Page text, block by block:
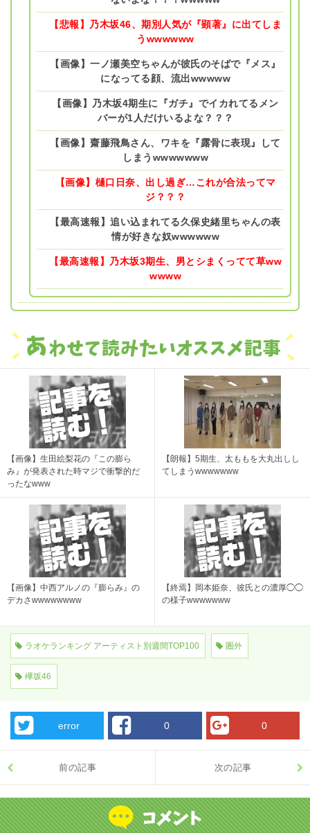
【悲報】乃木坂46、期別人気が『顕著』に出てしま
うwwwwww
【画像】一ノ瀬美空ちゃんが彼氏のそばで『メス』
になってる顔、流出wwwww
【画像】乃木坂4期生に『ガチ』でイカれてるメン
バーが1人だけいるよな？？？
【画像】齋藤飛鳥さん、ワキを『露骨に表現』して
しまうwwwwwww
【画像】樋口日奈、出し過ぎ…これが合法ってマ
ジ？？？
【最高速報】追い込まれてる久保史緒里ちゃんの表
情が好きな奴wwwwww
【最高速報】乃木坂3期生、男とシまくってて草ww
wwww
【画像】生田絵梨花の『この膨ら
み』が発表された時マジで衝撃的だ
ったなwww
【朗報】5期生、太ももを大丸出しし
てしまうwwwwwww
【画像】中西アルノの『膨らみ』の
デカさwwwwwwww
【終焉】岡本姫奈、彼氏との濃厚◯◯
の様子wwwwwww
ラオケランキング アーティスト別週間TOP100 圏外
欅坂46
error 0 0
前の記事 次の記事